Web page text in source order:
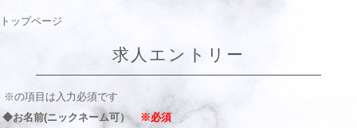
トップページ
求人エントリー
※の項目は入力必須です
◆お名前(ニックネーム可）
※必須